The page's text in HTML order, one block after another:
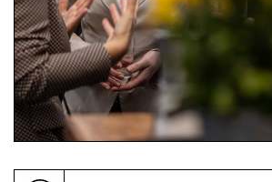
07.11.2023 - Prämierungsfeier
Weinguide Deutschland 2024